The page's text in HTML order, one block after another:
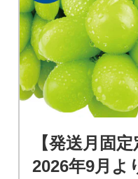
【発送月固定
2026年9月よ